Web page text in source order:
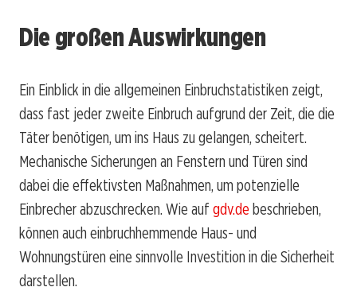
Die großen Auswirkungen
Ein Einblick in die allgemeinen Einbruchstatistiken zeigt,
dass fast jeder zweite Einbruch aufgrund der Zeit, die die
Täter benötigen, um ins Haus zu gelangen, scheitert.
Mechanische Sicherungen an Fenstern und Türen sind
dabei die effektivsten Maßnahmen, um potenzielle
Einbrecher abzuschrecken. Wie auf gdv.de beschrieben,
können auch einbruchhemmende Haus- und
Wohnungstüren eine sinnvolle Investition in die Sicherheit
darstellen.